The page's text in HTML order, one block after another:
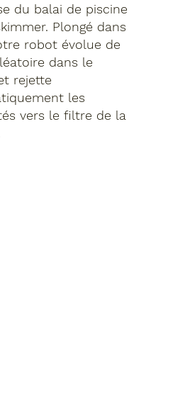
du balai de piscine
Plongé dans
robot évolue de
dans le
rejette
les
vers le filtre de la